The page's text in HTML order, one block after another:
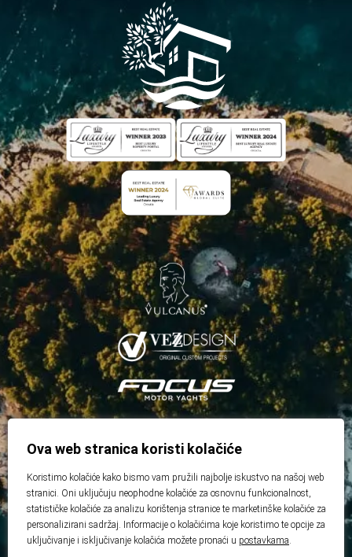
Ova web stranica koristi kolačiće
Koristimo kolačiće kako bismo vam pružili najbolje iskustvo na našoj web
stranici. Oni uključuju neophodne kolačiće za osnovnu funkcionalnost,
statističke kolačiće za analizu korištenja stranice te marketinške kolačiće za
personalizirani sadržaj. Informacije o kolačićima koje koristimo te opcije za
uključivanje i isključivanje kolačića možete pronaći u postavkama.